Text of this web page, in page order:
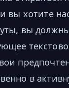
вы хотите
вы
в